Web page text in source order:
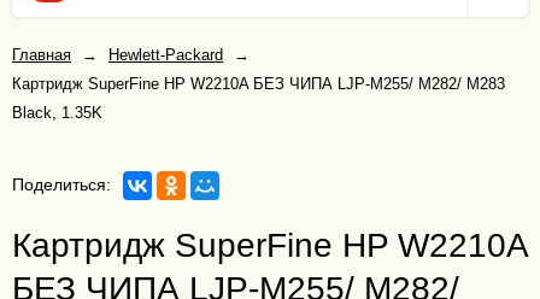
Главная → Hewlett-Packard
→
Картридж SuperFine HP W2210A БЕЗ ЧИПА LJP-M255/ M282/ M283
Black, 1.35K
Поделиться:
Картридж SuperFine HP W2210A
БЕЗ ЧИПА LJP-M255/ M282/